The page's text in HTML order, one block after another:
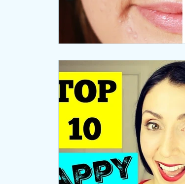
【Hospitality English】服務業英語